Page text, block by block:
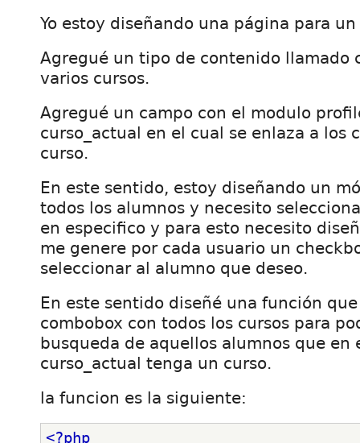
Yo estoy diseñando una página para
Agregué un tipo de contenido llamado
varios cursos.
Agregué un campo con el modulo
curso_actual en el cual se enlaza a los
curso.
En este sentido, estoy diseñando un
todos los alumnos y necesito
en especifico y para esto necesito
me genere por cada usuario un
seleccionar al alumno que deseo.
En este sentido diseñé una función
combobox con todos los cursos para
busqueda de aquellos alumnos que en
curso_actual tenga un curso.
la funcion es la siguiente:
<?php